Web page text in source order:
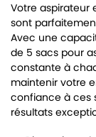
Votre aspirateur
sont
Avec une
de 5 sacs pour
constante à
maintenir votre
confiance à ces
résultats